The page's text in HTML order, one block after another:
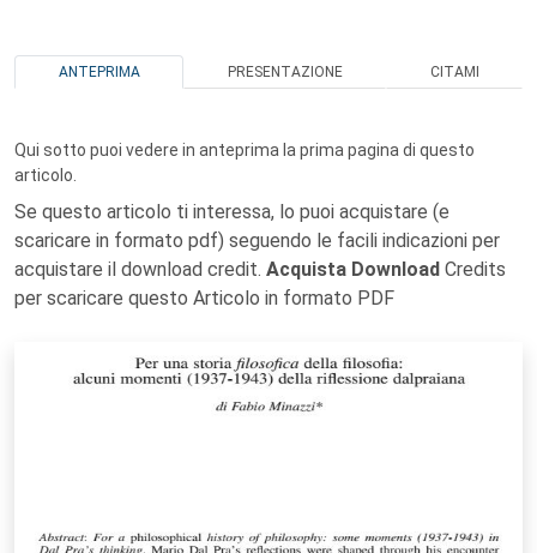
ANTEPRIMA PRESENTAZIONE CITAMI
Qui sotto puoi vedere in anteprima la prima pagina di questo
articolo.
Se questo articolo ti interessa, lo puoi acquistare (e
scaricare in formato pdf) seguendo le facili indicazioni per
acquistare il download credit. Acquista Download Credits
per scaricare questo Articolo in formato PDF